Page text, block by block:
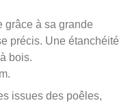
grâce à sa grande
précis. Une étanchéité
bois.
issues des poêles,